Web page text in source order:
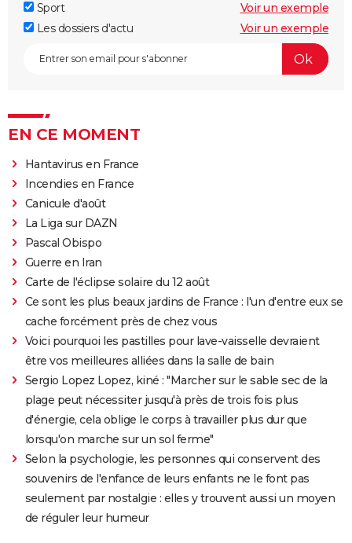
Sport
Voir un exemple
Les dossiers d'actu
Voir un exemple
EN CE MOMENT
Hantavirus en France
Incendies en France
Canicule d'août
La Liga sur DAZN
Pascal Obispo
Guerre en Iran
Carte de l'éclipse solaire du 12 août
Ce sont les plus beaux jardins de France : l'un d'entre eux se
cache forcément près de chez vous
Voici pourquoi les pastilles pour lave-vaisselle devraient
être vos meilleures alliées dans la salle de bain
Sergio Lopez Lopez, kiné : "Marcher sur le sable sec de la
plage peut nécessiter jusqu'à près de trois fois plus
d'énergie, cela oblige le corps à travailler plus dur que
lorsqu'on marche sur un sol ferme"
Selon la psychologie, les personnes qui conservent des
souvenirs de l'enfance de leurs enfants ne le font pas
seulement par nostalgie : elles y trouvent aussi un moyen
de réguler leur humeur